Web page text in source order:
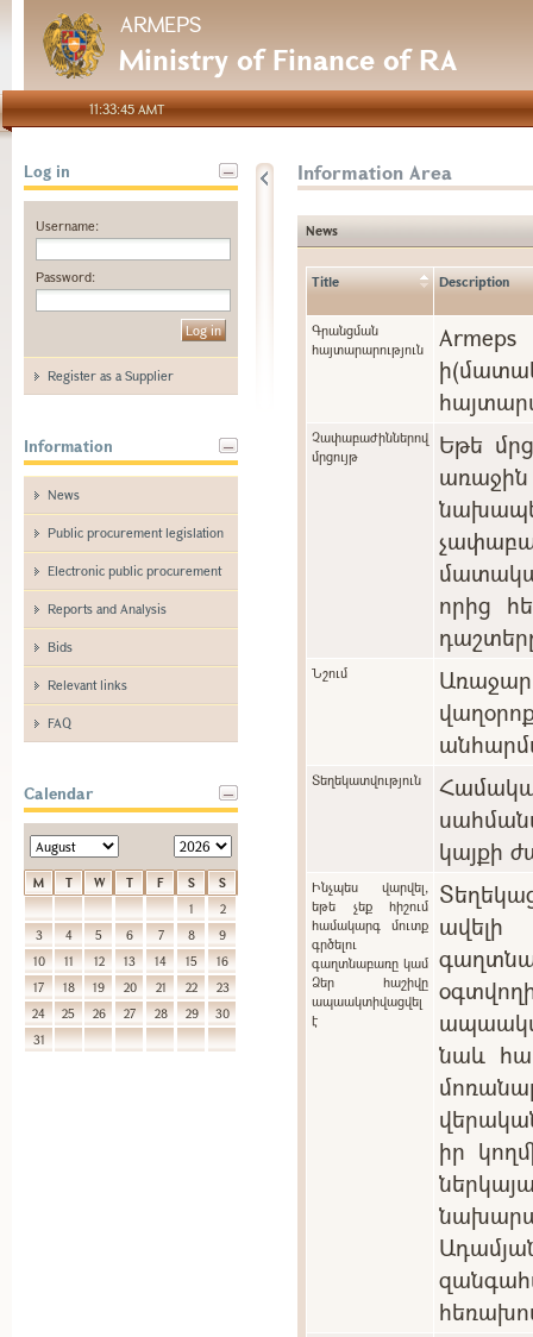
ARMEPS
Ministry of Finance of RA
11:33:45 AMT
Log in
Username:
Password:
Register as a Supplier
Information
News
Public procurement legislation
Electronic public procurement
Reports and Analysis
Bids
Relevant links
FAQ
Calendar
M T W T F S
S
1
2
3
4 5 6 7 8
9
10
11 12 13 14 15
16
17
18 19 20 21 22
23
24
25 26 27 28 29
30
31
Information Area
News
Title Description
Գրանցման
հայտարարություն
Չափաբաժիններով
մրցույթ
Եթե
առաջին
որից
Նշում
Տեղեկատվություն
կայքի
Ինչպես վարվել,
եթե չեք հիշում
համակարգ մուտք
գրծելու
գաղտնաբառը կամ
Ձեր հաշիվը
ապաակտիվացվել
է
նաև
իր